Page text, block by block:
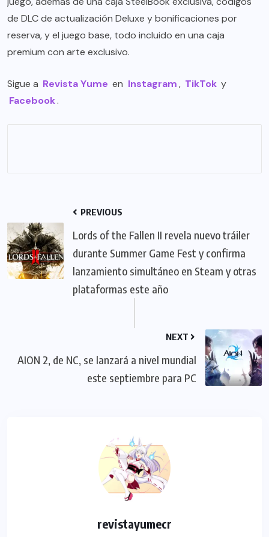
de DLC de actualización Deluxe y bonificaciones por
reserva, y el juego base, todo incluido en una caja
premium con arte exclusivo.
Sigue a Revista Yume en Instagram, TikTok y
Facebook.
PREVIOUS
Lords of the Fallen II revela nuevo tráiler
durante Summer Game Fest y confirma
lanzamiento simultáneo en Steam y otras
plataformas este año
NEXT
AION 2, de NC, se lanzará a nivel mundial
este septiembre para PC
revistayumecr